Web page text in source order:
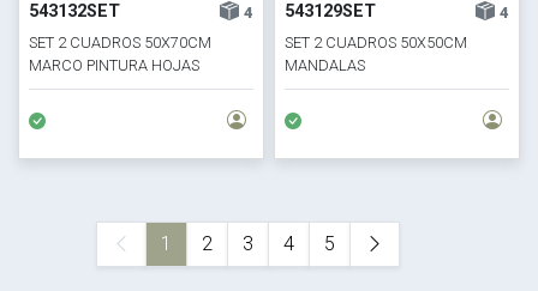
543132SET
4
SET 2 CUADROS 50X70CM
MARCO PINTURA HOJAS
543129SET
4
SET 2 CUADROS 50X50CM
MANDALAS
1 2 3 4 5